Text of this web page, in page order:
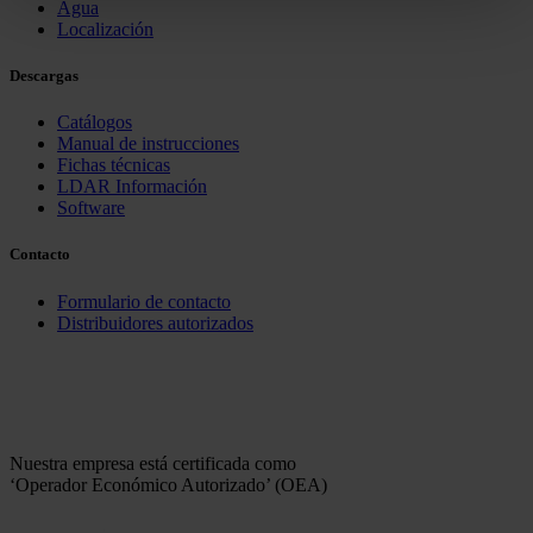
Agua
Localización
Descargas
Catálogos
Manual de instrucciones
Fichas técnicas
LDAR Información
Software
Contacto
Formulario de contacto
Distribuidores autorizados
Nuestra empresa está certificada como
‘Operador Económico Autorizado’ (OEA)